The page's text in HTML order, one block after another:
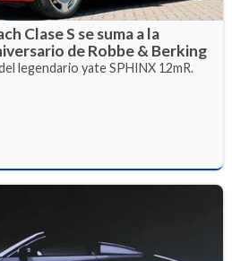
Clase S se suma a la
de Robbe & Berking
legendario yate SPHINX 12mR.